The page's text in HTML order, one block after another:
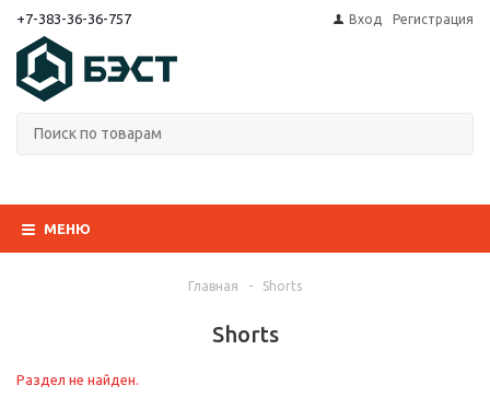
+7-383-36-36-757 Вход Регистрация
МЕНЮ
Главная - Shorts
Shorts
Раздел не найден.